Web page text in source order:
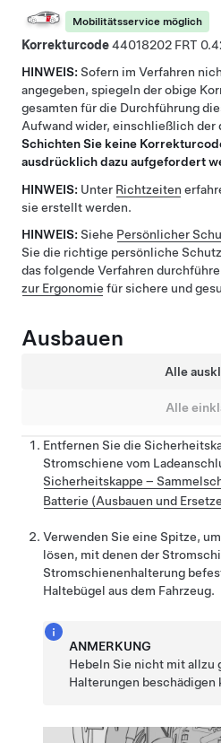
Mobilitätsservice möglich
Korrekturcode44018202
HINWEIS: Sofern im Verfahren
angegeben, spiegeln der obige
gesamten für die Durchführung
Aufwand wider, einschließlich der
Schichten Sie keine
ausdrücklich dazu aufgefordert
HINWEIS: Unter Richtzeiten
sie erstellt werden.
HINWEIS: Siehe Persönlicher
Sie die richtige persönliche
das folgende Verfahren
zur Ergonomie für sichere und
Ausbauen
Alle
Alle
Entfernen Sie die
Stromschiene vom
Sicherheitskappe –
Batterie (Ausbauen und
Verwenden Sie eine Spitze,
lösen, mit denen der
Stromschienenhalterung
Haltebügel aus dem Fahrzeug.
ANMERKUNG
Hebeln Sie nicht mit allzu
Halterungen beschädigen